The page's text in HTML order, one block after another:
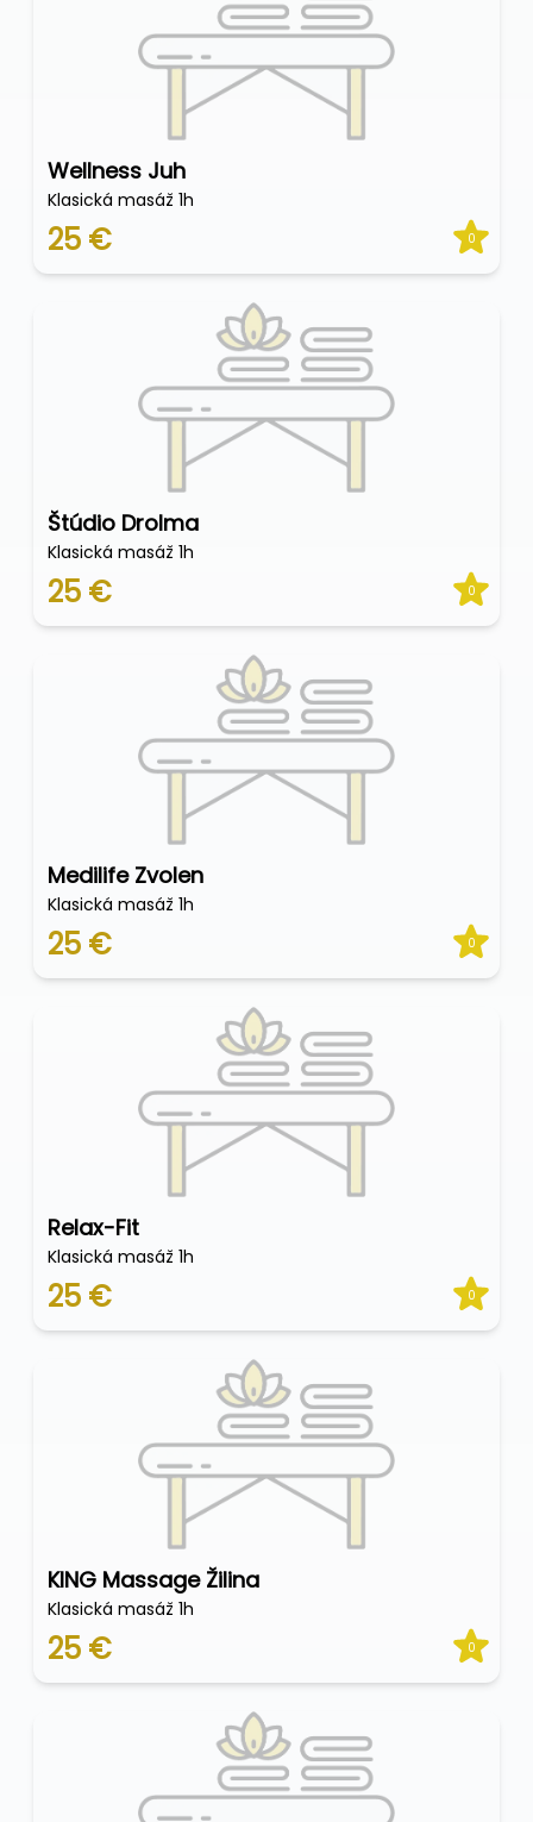
Wellness Juh
Klasická masáž 1h
25 € 0
Štúdio Drolma
Klasická masáž 1h
25 € 0
Medilife Zvolen
Klasická masáž 1h
25 € 0
Relax-Fit
Klasická masáž 1h
25 € 0
KING Massage Žilina
Klasická masáž 1h
25 € 0